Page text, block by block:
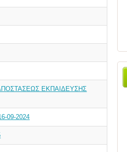
ΕΚΠΑΙΔΕΥΣΗΣ
09-2024